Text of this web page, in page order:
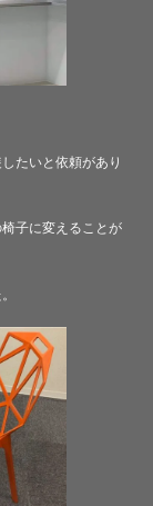
たいと依頼があり
子に変えることが